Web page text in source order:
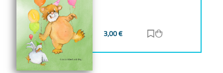
3,00€ Zur Merkliste